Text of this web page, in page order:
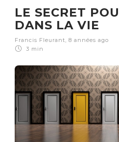
LE SECRET
DANS LA VIE
Francis Fleurant, 8 années ago
3 min